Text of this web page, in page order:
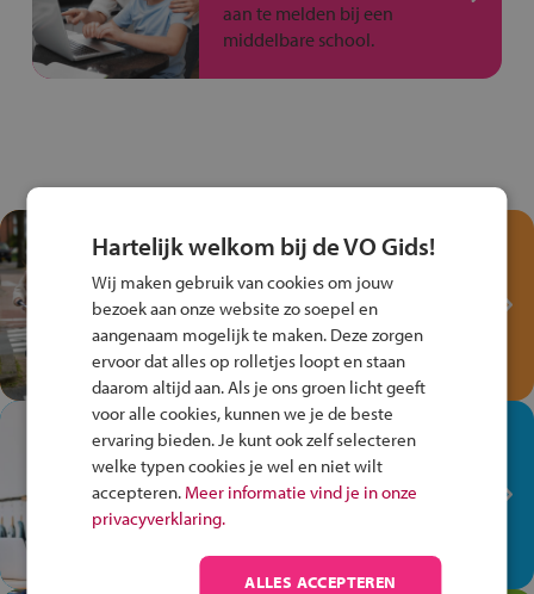
aan te melden bij een
middelbare school.
Test je kennis met het
Fiets Veilig
Verkeersspel!
Speel het Fiets Veilig Verkeersspel
en win een Cortina-fiets!
In de winkel ben je op je
plek!
Ontdek via het vmbo jouw talent
op de winkelvloer, waar elke dag
anders is!
Hartelijk welkom bij de VO Gids!
Wij maken gebruik van cookies om jouw
bezoek aan onze website zo soepel en
aangenaam mogelijk te maken. Deze zorgen
ervoor dat alles op rolletjes loopt en staan
daarom altijd aan. Als je ons groen licht geeft
voor alle cookies, kunnen we je de beste
ervaring bieden. Je kunt ook zelf selecteren
welke typen cookies je wel en niet wilt
accepteren. Meer informatie vind je in onze
privacyverklaring.
ALLES ACCEPTEREN